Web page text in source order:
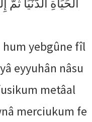
الْحَيَاةِ الدُّنْيَا ثُمَّ
hum yebgûne fîl
eyyuhân nâsu
metâal
merciukum fe